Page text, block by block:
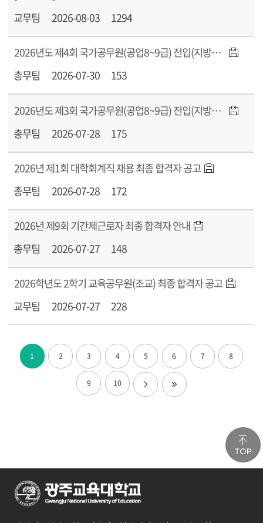
교무팀
2026-08-03 1294
2026년도 제4회 국가공무원(공업8~9급) 전입(지방공무원 경력경쟁채용) 모집 공고
총무팀
2026-07-30 153
2026년도 제3회 국가공무원(공업8~9급) 전입(지방공무원 경력경쟁채용) 최종 합격자 공고
총무팀
2026-07-28 175
2026년 제1회 대학회계직 채용 최종 합격자 공고
총무팀
2026-07-28 172
2026년 제9회 기간제근로자 최종 합격자 안내
총무팀
2026-07-27 148
2026학년도 2학기 교육공무원(조교) 최종 합격자 공고
교무팀
2026-07-27 228
1 2 3 4 5 6 7 8
9 10